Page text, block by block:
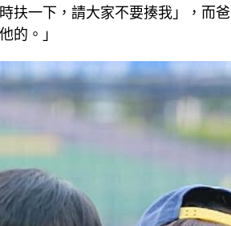
扶一下，請大家不要揍我」，而
的。」